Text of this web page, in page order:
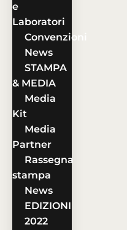
e
Laboratori
Convenzioni
News
STAMPA
& MEDIA
Media
Kit
Media
Partner
Rassegna
stampa
News
EDIZIONI
2022